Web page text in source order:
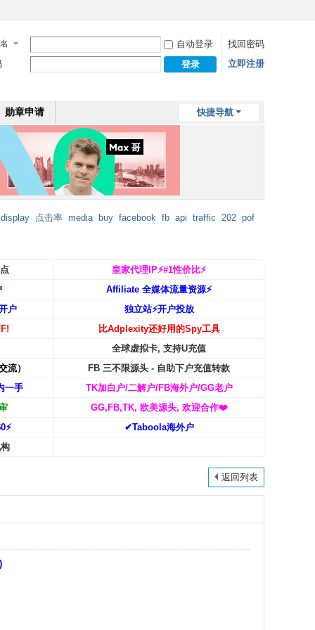
自动登录
找回密码
登录 立即注册
快捷导航
勋章申请
display 点击率 media buy facebook fb api traffic 202 pof
皇家代理IP⚡️#1性价比⚡️
Affiliate 全媒体流量资源⚡️
户
独立站⚡️开户投放
比Adplexity还好用的Spy工具
全球虚拟卡, 支持U充值
流）
FB 三不限源头 - 自助下户充值转款
一手
TK加白户/二解户/FB海外户/GG老户
GG,FB,TK, 欧美源头, 欢迎合作❤️
✔Taboola海外户
返回列表